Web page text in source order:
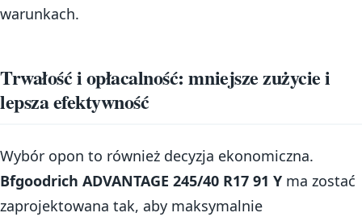
warunkach.
Trwałość i opłacalność: mniejsze zużycie i
lepsza efektywność
Wybór opon to również decyzja ekonomiczna.
Bfgoodrich ADVANTAGE 245/40 R17 91 Y ma zostać
zaprojektowana tak, aby maksymalnie